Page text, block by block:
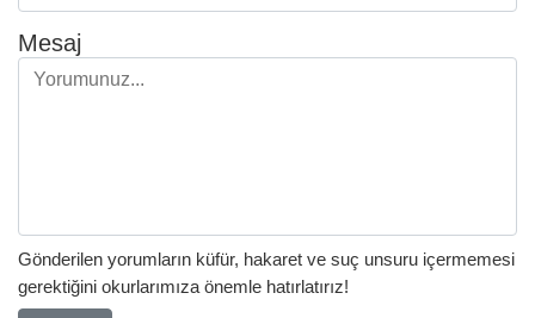
Mesaj
Gönderilen yorumların küfür, hakaret ve suç unsuru içermemesi
gerektiğini okurlarımıza önemle hatırlatırız!